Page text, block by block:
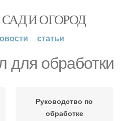
И ОГОРОД
статьи
для обработки
Руководство по
обработке